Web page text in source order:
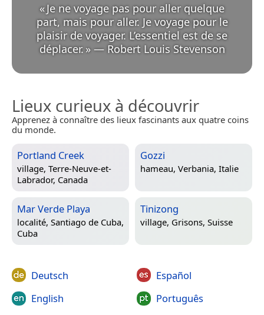
«Je ne voyage pas pour aller quelque
part, mais pour aller. Je voyage pour le
plaisir de voyager. L’essentiel est de se
déplacer. » — Robert Louis Stevenson
Lieux curieux à découvrir
Apprenez à connaître des lieux fascinants aux quatre coins
du monde.
Portland Creek
village, Terre-Neuve-et-
Labrador, Canada
Gozzi
hameau, Verbania, Italie
Mar Verde Playa
localité, Santiago de Cuba,
Cuba
Tinizong
village, Grisons, Suisse
Deutsch
English
Español
Português